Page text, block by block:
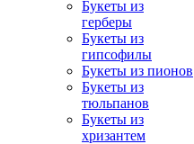
Букеты из
герберы
Букеты из
гипсофилы
Букеты из пионов
Букеты из
тюльпанов
Букеты из
хризантем